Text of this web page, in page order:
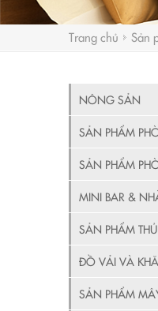
Trang chủ Sản
NÔNG SẢN
SẢN PHẨM
SẢN PHẨM
MINI BAR &
SẢN PHẨM
ĐỒ VẢI VÀ
SẢN PHẨM